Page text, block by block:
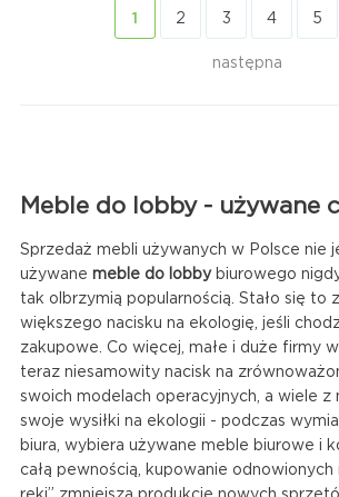
1 2 3 4 5
następna
Meble do lobby - używane
Sprzedaż mebli używanych w Polsce nie
używane meble do lobby biurowego
tak olbrzymią popularnością. Stało się to
większego nacisku na ekologię, jeśli
zakupowe. Co więcej, małe i duże firmy
teraz niesamowity nacisk na
swoich modelach operacyjnych, a wiele z
swoje wysiłki na ekologii - podczas
biura, wybiera używane meble biurowe i
całą pewnością, kupowanie odnowionych